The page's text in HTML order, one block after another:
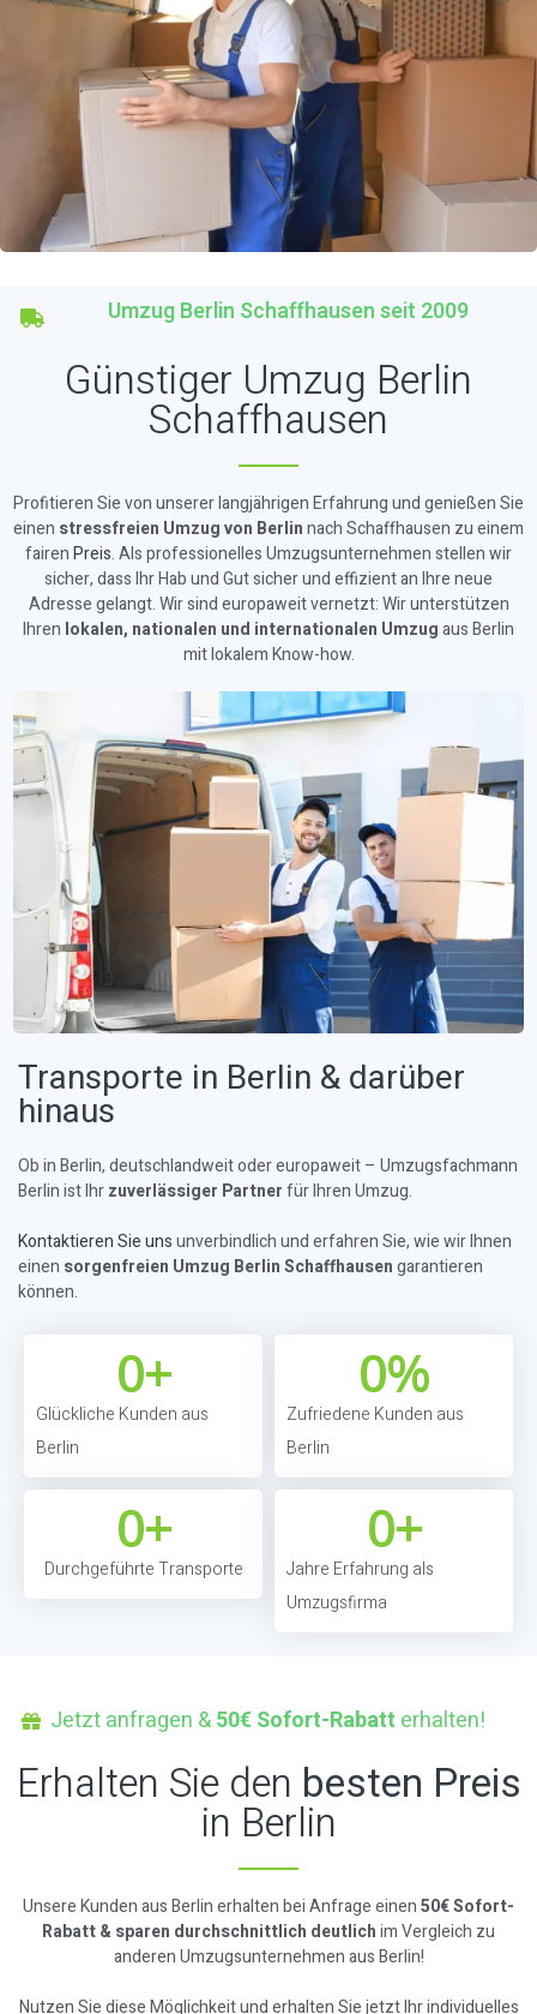
Umzug Berlin Schaffhausen seit 2009
Günstiger Umzug Berlin
Schaffhausen
Profitieren Sie von unserer langjährigen Erfahrung und genießen Sie
einen stressfreien Umzug von Berlinnach Schaffhausen zu einem
fairenPreis. Als professionelles Umzugsunternehmen stellen wir
sicher, dass Ihr Hab und Gut sicher und effizient an Ihre neue
Adresse gelangt. Wir sind europaweit vernetzt: Wir unterstützen
Ihren lokalen, nationalen und internationalen Umzugaus Berlin
mit lokalem Know-how.
Transporte in Berlin & darüber
hinaus
Ob in Berlin, deutschlandweit oder europaweit – Umzugsfachmann
Berlin ist Ihrzuverlässiger Partnerfür Ihren Umzug.
Kontaktieren Sie unsunverbindlich und erfahren Sie, wie wir Ihnen
einen sorgenfreien Umzug Berlin Schaffhausengarantieren
können.
Glückliche Kunden aus
Berlin
0+
Zufriedene Kunden aus
Berlin
0%
Durchgeführte Transporte
0+
Jahre Erfahrung als
Umzugsfirma
0+
Jetzt anfragen &50€ Sofort-Rabatt erhalten!
Erhalten Sie den besten Preis
in Berlin
Unsere Kunden aus Berlin erhalten bei Anfrage einen50€ Sofort-
Rabatt & sparen durchschnittlich deutlichim Vergleich zu
anderen Umzugsunternehmen aus Berlin!
Nutzen Sie diese Möglichkeit und erhalten Sie jetzt Ihr individuelles